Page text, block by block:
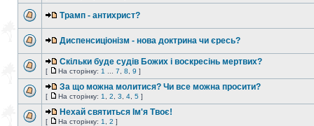
Трамп - антихрист?
Диспенсиціонізм - нова доктрина чи єресь?
Скільки буде судів Божих і воскресінь мертвих?
[ На сторінку: 1 7 8 9 ]
За що можна молитися? Чи все можна просити?
[ На сторінку: 1 2 3 4 5 ]
Нехай святиться Ім'я Твоє!
[ На сторінку: 1 2 ]